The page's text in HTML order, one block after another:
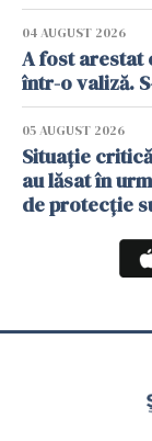
04 AUGUST 2026
A fost arestat
într-o valiză.
05 AUGUST 2026
Situație
au lăsat în
de protecție